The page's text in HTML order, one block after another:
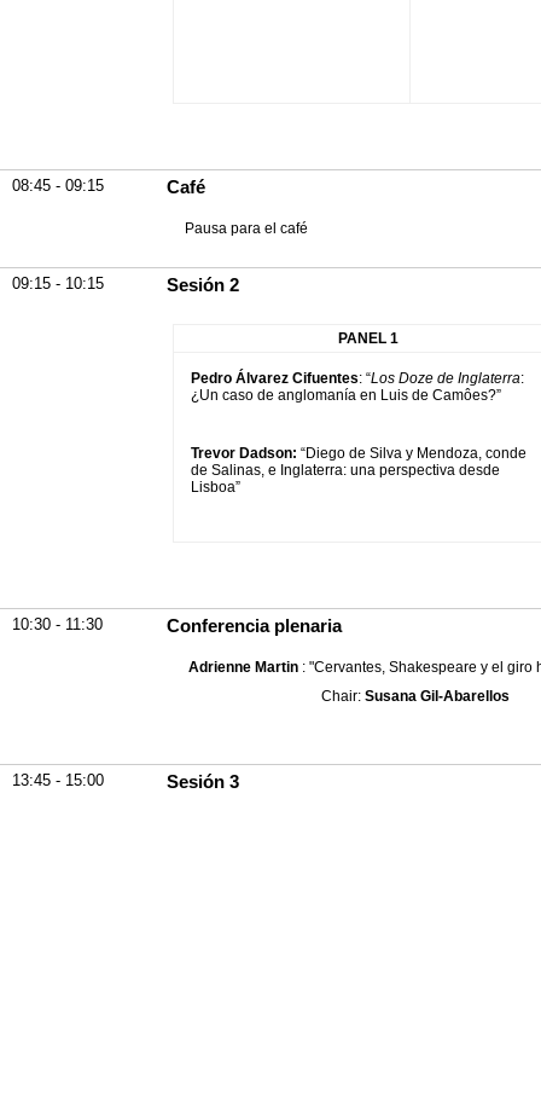
08:45 - 09:15 Café
Pausa para el café
09:15 - 10:15 Sesión 2
PANEL 1
Pedro Álvarez Cifuentes: “Los Doze de Inglaterra:
¿Un caso de anglomanía en Luis de Camôes?”
Trevor Dadson: “Diego de Silva y Mendoza, conde
de Salinas, e Inglaterra: una perspectiva desde
Lisboa”
10:30 - 11:30 Conferencia plenaria
Adrienne Martin : "Cervantes, Shakespeare y el giro
Chair: Susana Gil-Abarellos
13:45 - 15:00 Sesión 3